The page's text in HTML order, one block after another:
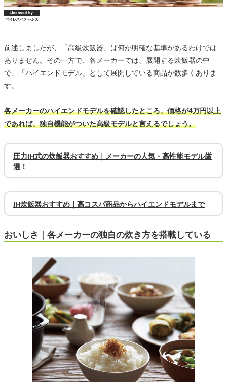
前述しましたが、「高級炊飯器」は何か明確な基準があるわけでは
ありません。その一方で、各メーカーでは、展開する炊飯器の中
で、「ハイエンドモデル」として展開している商品が数多くありま
す。
各メーカーのハイエンドモデルを確認したところ、価格が4万円以上
であれば、独自機能がついた高級モデルと言えるでしょう。
圧力IH式の炊飯器おすすめ｜メーカーの人気・高性能モデル厳
選！
IH炊飯器おすすめ｜高コスパ商品からハイエンドモデルまで
おいしさ｜各メーカーの独自の炊き方を搭載している